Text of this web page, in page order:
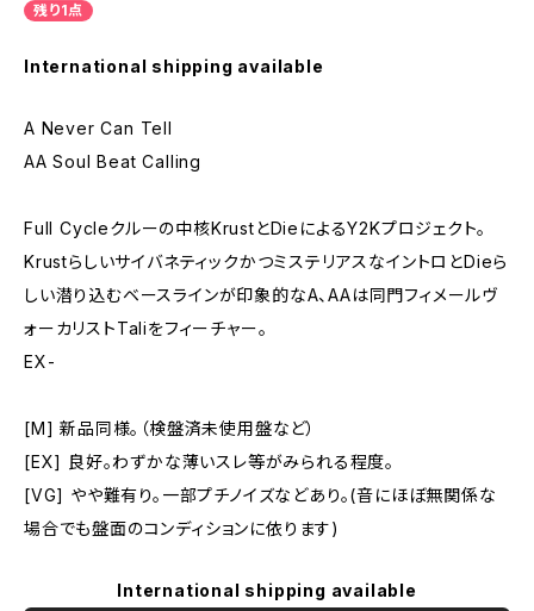
残り1点
International shipping available
A Never Can Tell
AA Soul Beat Calling
Full Cycleクルーの中核KrustとDieによるY2Kプロジェクト。
KrustらしいサイバネティックかつミステリアスなイントロとDieら
しい潜り込むベースラインが印象的なA、AAは同門フィメールヴ
ォーカリストTaliをフィーチャー。
EX-
[M] 新品同様。（検盤済未使用盤など）
[EX] 良好。わずかな薄いスレ等がみられる程度。
[VG] やや難有り。一部プチノイズなどあり。(音にほぼ無関係な
場合でも盤面のコンディションに依ります)
International shipping available